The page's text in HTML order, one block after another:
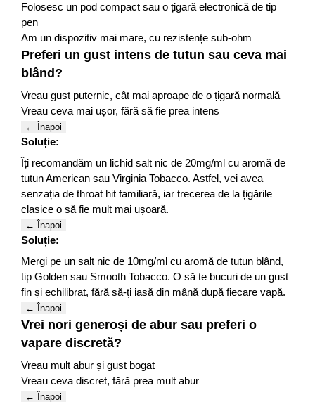
Folosesc un pod compact sau o țigară electronică de tip
pen
Am un dispozitiv mai mare, cu rezistențe sub-ohm
Preferi un gust intens de tutun sau ceva mai
blând?
Vreau gust puternic, cât mai aproape de o țigară normală
Vreau ceva mai ușor, fără să fie prea intens
← Înapoi
Soluție:
Îți recomandăm un lichid salt nic de 20mg/ml cu aromă de
tutun American sau Virginia Tobacco. Astfel, vei avea
senzația de throat hit familiară, iar trecerea de la țigările
clasice o să fie mult mai ușoară.
← Înapoi
Soluție:
Mergi pe un salt nic de 10mg/ml cu aromă de tutun blând,
tip Golden sau Smooth Tobacco. O să te bucuri de un gust
fin și echilibrat, fără să-ți iasă din mână după fiecare vapă.
← Înapoi
Vrei nori generoși de abur sau preferi o
vapare discretă?
Vreau mult abur și gust bogat
Vreau ceva discret, fără prea mult abur
← Înapoi